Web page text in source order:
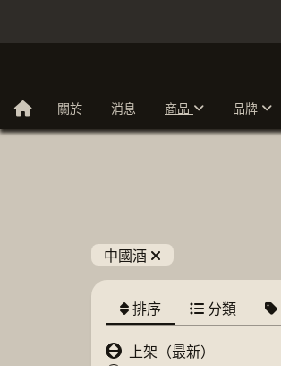
關於 消息 商品 品牌
中國酒
排序 分類
上架（最新）